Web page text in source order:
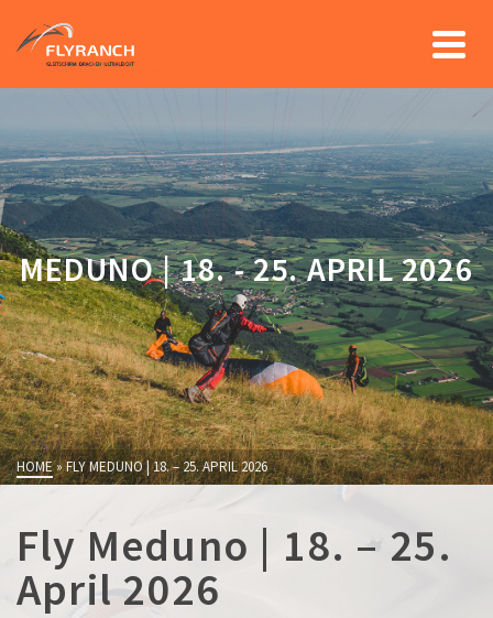
MEDUNO | 18. - 25. APRIL 2026
HOME»FLY MEDUNO | 18. – 25. APRIL 2026
Fly Meduno | 18. – 25.
April 2026